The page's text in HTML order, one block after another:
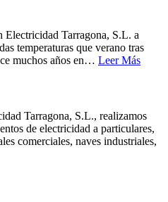
Electricidad Tarragona, S.L. a
temperaturas que verano tras
muchos años en… Leer Más
Tarragona, S.L., realizamos
de electricidad a particulares,
comerciales, naves industriales,